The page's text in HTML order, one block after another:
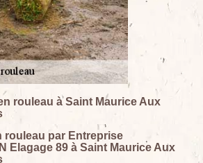
rouleau à Saint Maurice Aux
rouleau par Entreprise
Elagage 89 à Saint Maurice Aux